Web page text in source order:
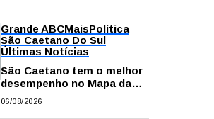
Grande ABCMaisPolítica
São Caetano Do Sul
Últimas Notícias
São Caetano tem o melhor
desempenho no Mapa da
Desigualdade da Grande SP
06/08/2026